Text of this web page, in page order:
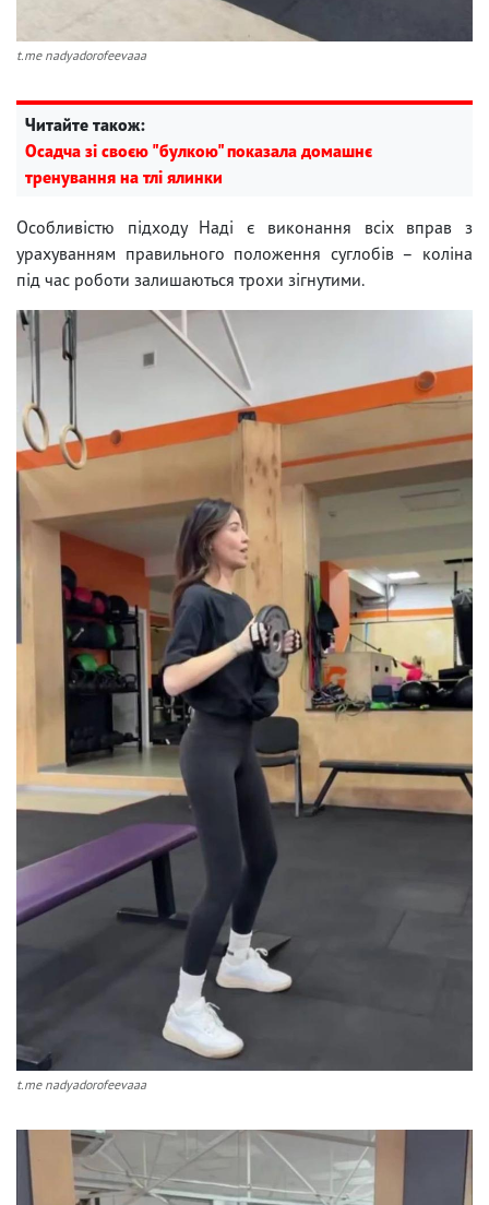
t.me nadyadorofeevaaa
Читайте також:
Осадча зі своєю "булкою" показала домашнє
тренування на тлі ялинки
Особливістю підходу Наді є виконання всіх вправ з
урахуванням правильного положення суглобів – коліна
під час роботи залишаються трохи зігнутими.
t.me nadyadorofeevaaa